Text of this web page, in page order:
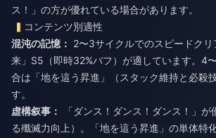
ス！」の方が優れている場合があります。
コンテンツ別適性
混沌の記憶： 2〜3サイクルでのスピードク
来」S5（即時32%バフ）が適しています。4
合は「地を這う昇進」（スタック維持と必殺
す。
虚構叙事：
「ダンス！ダンス！ダンス！」が
る殲滅力向上）。「地を這う昇進」の単体特